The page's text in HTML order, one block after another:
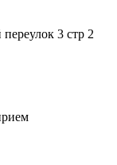
3 стр 2